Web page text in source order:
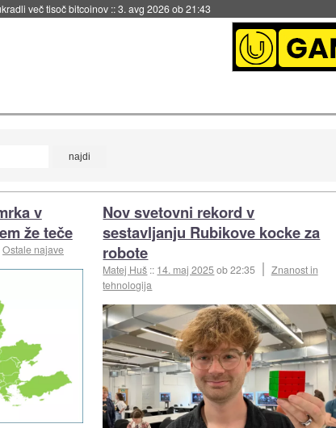
več tisoč bitcoinov ::3. avg 2026 ob 21:43
v
že teče
Ostale najave
Nov svetovni rekord v
sestavljanju Rubikove kocke za
robote
Matej Huš :: 14. maj 2025ob 22:35
Znanost in
tehnologija